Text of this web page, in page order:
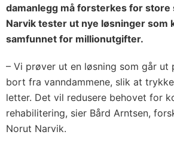
damanlegg må forsterkes for store
Narvik tester ut nye løsninger som
samfunnet for millionutgifter.
– Vi prøver ut en løsning som går ut
bort fra vanndammene, slik at
letter. Det vil redusere behovet for
rehabilitering, sier Bård Arntsen,
Norut Narvik.